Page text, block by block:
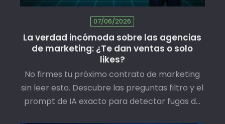
07/06/2026
La verdad incómoda sobre las agencias
de marketing: ¿Te dan ventas o solo
likes?
No firmes tu próximo contrato de marketing
sin leer esto. Descubre las preguntas filtro y el
prompt de IA exacto para detectar fugas de